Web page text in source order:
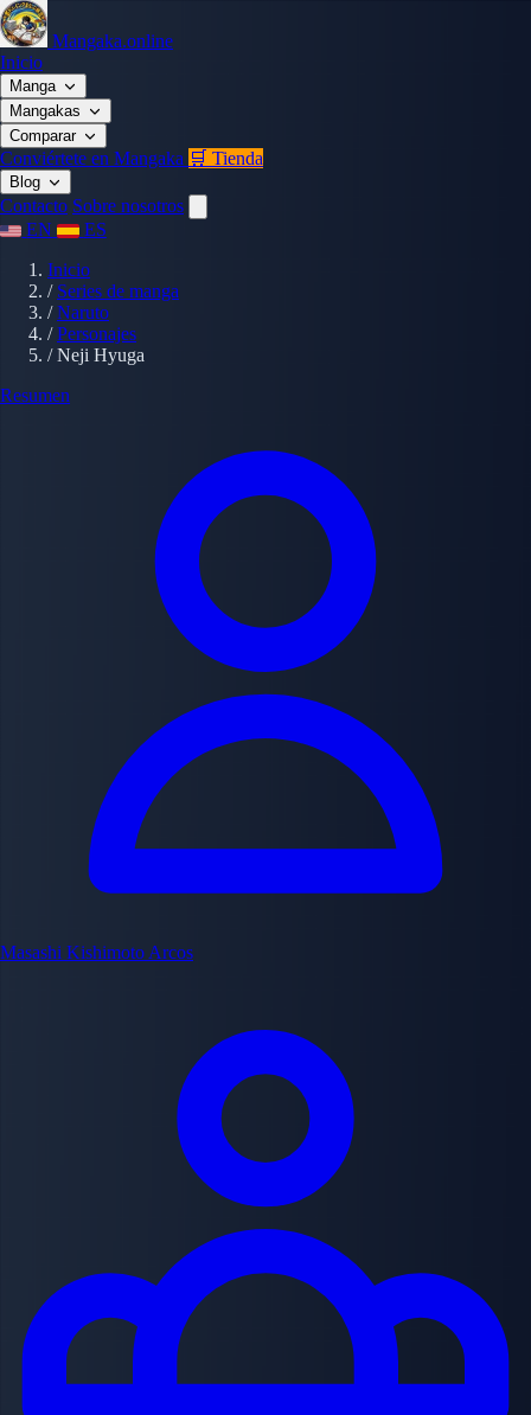
Mangaka.online
Inicio
Manga
Mangakas
Comparar
Conviértete en Mangaka 🛒 Tienda
Blog
Contacto Sobre nosotros
EN
ES
Inicio
/ Series de manga
/ Naruto
/ Personajes
/ Neji Hyuga
Resumen
Masashi Kishimoto Arcos